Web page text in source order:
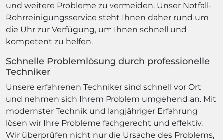
und weitere Probleme zu vermeiden. Unser Notfall-
Rohrreinigungsservice steht Ihnen daher rund um
die Uhr zur Verfügung, um Ihnen schnell und
kompetent zu helfen.
Schnelle Problemlösung durch professionelle
Techniker
Unsere erfahrenen Techniker sind schnell vor Ort
und nehmen sich Ihrem Problem umgehend an. Mit
modernster Technik und langjähriger Erfahrung
lösen wir Ihre Probleme fachgerecht und effektiv.
Wir überprüfen nicht nur die Ursache des Problems,